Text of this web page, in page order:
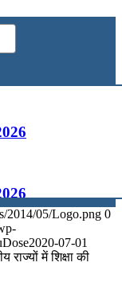
2014/05/Logo.png 0
2020-07-01
राज्यों में शिक्षा की